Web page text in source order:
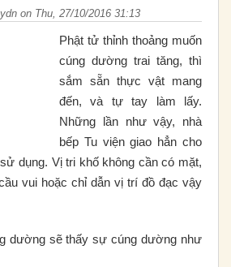
on Thu, 27/10/2016 31:13
Phật tử thỉnh thoảng muốn
cúng dường trai tăng, thì
sắm sẵn thực vật mang
đến, và tự tay làm lấy.
Những lần như vậy, nhà
bếp Tu viện giao hẳn cho
dụng. Vị tri khố không cần có mặt,
vui hoặc chỉ dẫn vị trí đồ đạc vậy
dường sẽ thấy sự cúng dường như